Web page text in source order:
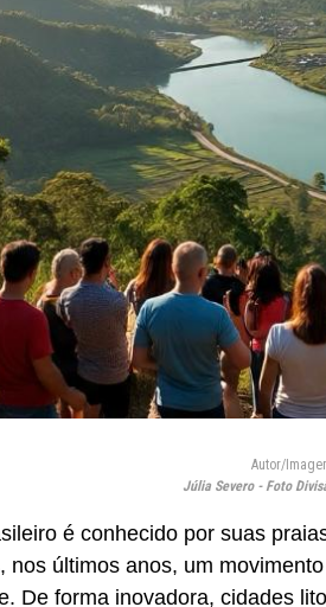
Autor/
Júlia Severo - Foto
é conhecido por suas
nos últimos anos, um
De forma inovadora, cidades